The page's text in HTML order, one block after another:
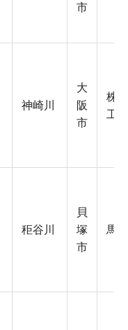
市
神崎川
大
阪
市
株
工場
秬谷川
貝
塚
市
馬